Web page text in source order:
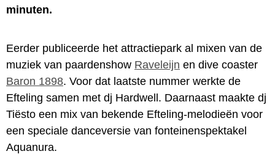
minuten.
Eerder publiceerde het attractiepark al mixen van de
muziek van paardenshow Raveleijn en dive coaster
Baron 1898. Voor dat laatste nummer werkte de
Efteling samen met dj Hardwell. Daarnaast maakte dj
Tiësto een mix van bekende Efteling-melodieën voor
een speciale danceversie van fonteinenspektakel
Aquanura.